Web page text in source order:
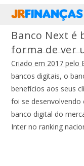
conteúdo
Banco Next é
forma de ver
Criado em 2017 pelo
bancos digitais, o
benefícios aos seus
foi se
banco digital do
Inter no ranking